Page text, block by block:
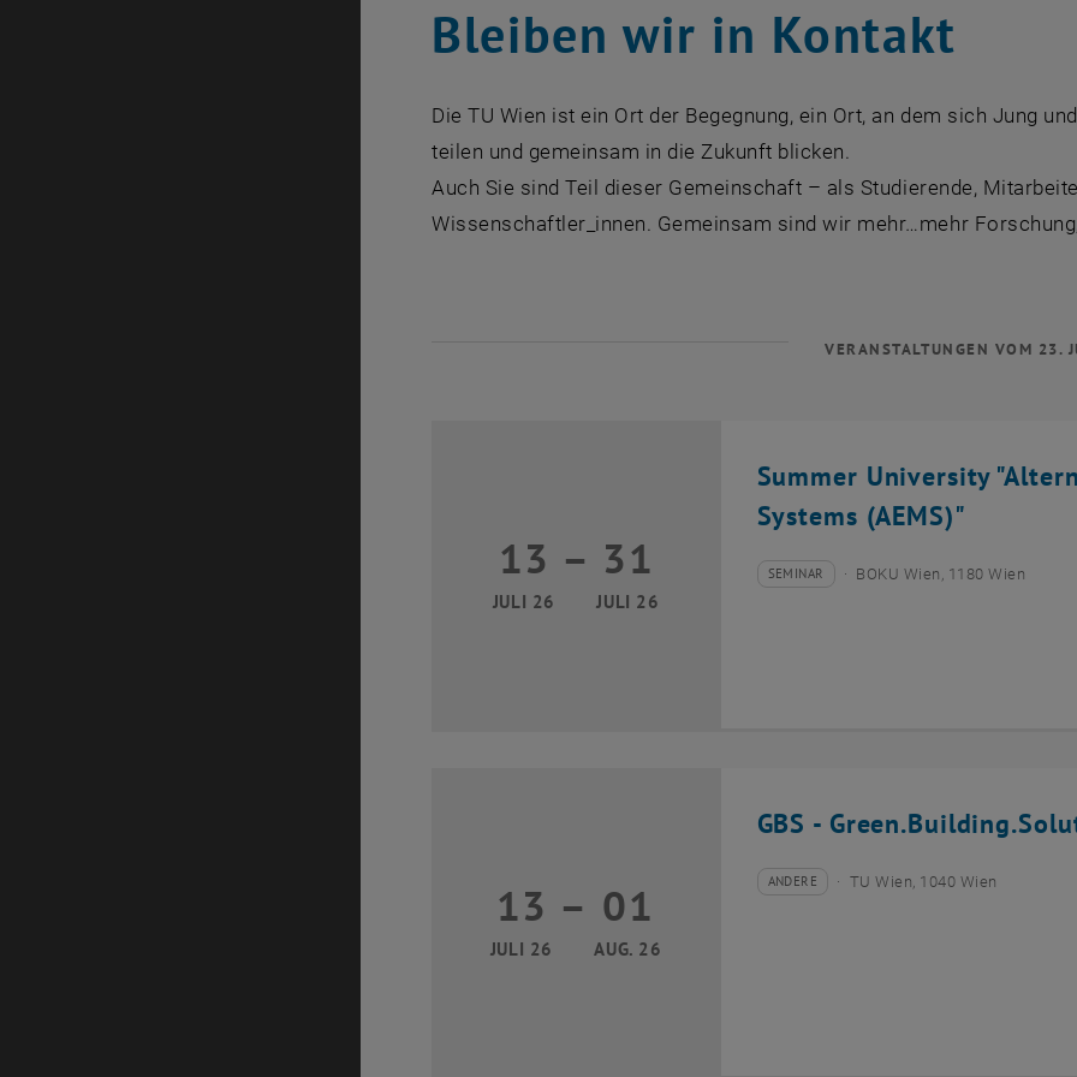
Bleiben wir in Kontakt
Die TU Wien ist ein Ort der Begegnung, ein Ort, an dem sich Jung
teilen und gemeinsam in die Zukunft blicken.
Auch Sie sind Teil dieser Gemeinschaft – als Studierende,
Wissenschaftler_innen. Gemeinsam sind wir mehr…mehr
VERANSTALTUNGEN VOM 23.
Summer University
Systems (AEMS)"
13
JULI 26
13 Juli 2026 bis 31 Juli 2026
– 31
JULI 26
Veranstaltungstyp:
SEMINAR
Veranstaltungsort:BOKU Wien, 1180 Wien
GBS -
13
JULI 26
13 Juli 2026 bis 01 August 2026
– 01
AUG. 26
Veranstaltungstyp:
ANDERE
Veranstaltungsort:TU Wien, 1040 Wien